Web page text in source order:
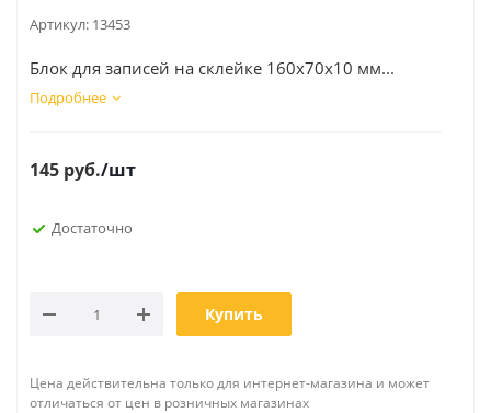
Артикул: 13453
Блок для записей на склейке 160х70х10 мм...
Подробнее
145 руб./шт
Достаточно
Купить
Цена действительна только для интернет-магазина и может
отличаться от цен в розничных магазинах